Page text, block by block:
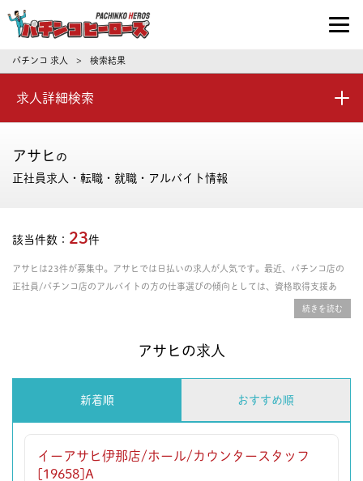
パチンコ求人・転職ならパチンコヒーロ
パチンコ 求人 > 検索結果
求人詳細検索
アサヒ の
正社員求人・転職・就職・アルバイト情報
該当件数： 23件
アサヒは23件が募集中。アサヒでは日払いの求人が人気です。最近、パチンコ店の
正社員/パチンコ店のアルバイトの方の仕事選びの傾向としては、資格取得支援あ
り、年間休日の多さ、残業時間の少なさを重視される方が多いです。給料や年収、勤
アサヒの求人
新着順 おすすめ順
イーアサヒ伊那店/ホール/カウンタースタッフ
[19658]A